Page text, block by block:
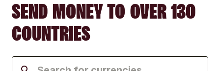
SEND MONEY TO OVER 130
COUNTRIES